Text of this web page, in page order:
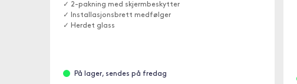
✓ 2-pakning med skjermbeskytter
✓ Installasjonsbrett medfølger
✓ Herdet glass
På lager, sendes på fredag